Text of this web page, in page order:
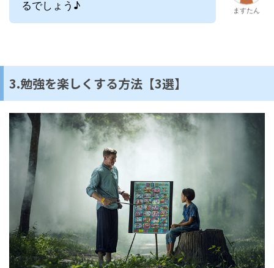
るでしょう♪ ますたん
3.勉強を楽しくする方法【3選】